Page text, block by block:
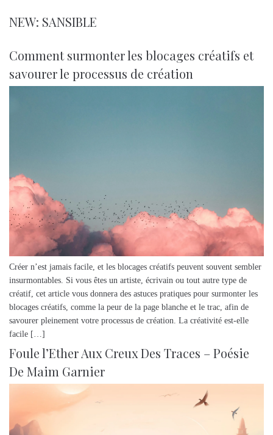
NEW: SANSIBLE
Comment surmonter les blocages créatifs et
savourer le processus de création
Créer n’est jamais facile, et les blocages créatifs peuvent souvent sembler
insurmontables. Si vous êtes un artiste, écrivain ou tout autre type de
créatif, cet article vous donnera des astuces pratiques pour surmonter les
blocages créatifs, comme la peur de la page blanche et le trac, afin de
savourer pleinement votre processus de création. La créativité est-elle
facile […]
Foule l’Ether Aux Creux Des Traces – Poésie
De Maim Garnier